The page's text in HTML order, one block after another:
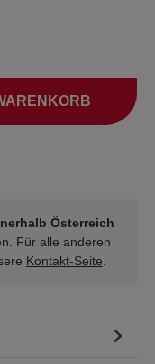
Österreich
Für alle anderen
Kontakt-Seite.